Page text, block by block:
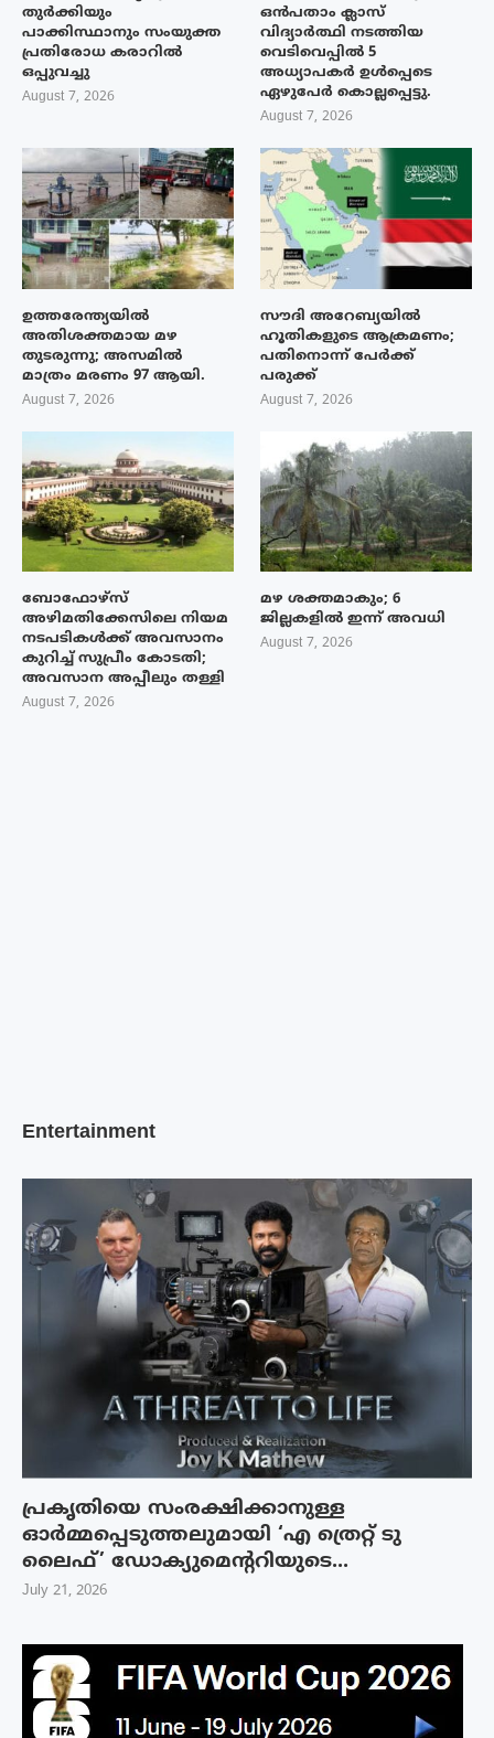
തുർക്കിയും
പാക്കിസ്ഥാനും സംയുക്ത
പ്രതിരോധ കരാറിൽ
ഒപ്പുവച്ചു
August 7, 2026
ഒൻപതാം ക്ലാസ്
വിദ്യാർത്ഥി നടത്തിയ
വെടിവെപ്പിൽ 5
അധ്യാപകർ ഉൾപ്പെടെ
ഏഴുപേർ കൊല്ലപ്പെട്ടു.
August 7, 2026
ഉത്തരേന്ത്യയിൽ
അതിശക്തമായ മഴ
തുടരുന്നു; അസമിൽ
മാത്രം മരണം 97 ആയി.
August 7, 2026
സൗദി അറേബ്യയിൽ
ഹൂതികളുടെ ആക്രമണം;
പതിനൊന്ന് പേർക്ക്
പരുക്ക്
August 7, 2026
ബോഫോഴ്‌സ്
അഴിമതിക്കേസിലെ നിയമ
നടപടികൾക്ക് അവസാനം
കുറിച്ച് സുപ്രീം കോടതി;
അവസാന അപ്പീലും തള്ളി
August 7, 2026
മഴ ശക്തമാകും; 6
ജില്ലകളിൽ ഇന്ന് അവധി
August 7, 2026
Entertainment
പ്രകൃതിയെ സംരക്ഷിക്കാനുള്ള
ഓർമ്മപ്പെടുത്തലുമായി ‘എ ത്രെറ്റ് ടു
ലൈഫ്’ ഡോക്യുമെന്ററിയുടെ...
July 21, 2026